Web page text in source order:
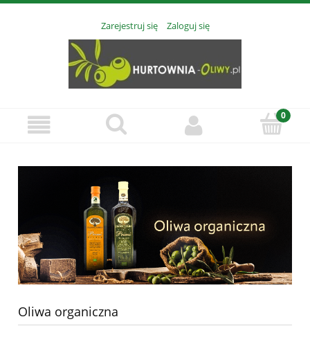
Zarejestruj się Zaloguj się
Oliwa organiczna